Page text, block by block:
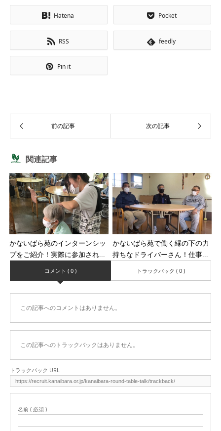
Hatena Pocket
RSS feedly
Pin it
関連記事
かないばら苑のインターンシッ
プをご紹介！実際に参加され...
かないばら苑で働く縁の下の力
持ちなドライバーさん！仕事...
コメント ( 0 ) トラックバック ( 0 )
この記事へのコメントはありません。
この記事へのトラックバックはありません。
トラックバック URL
名前 ( 必須 )